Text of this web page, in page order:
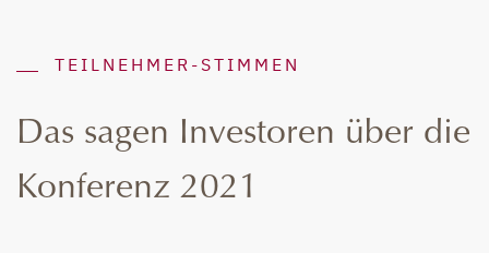
TEILNEHMER-STIMMEN
Das sagen Investoren über die
Konferenz 2021